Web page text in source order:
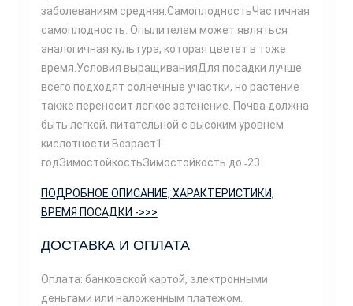
заболеваниям средняя.СамоплодностьЧастичная
самоплодность. Опылителем может являться
аналогичная культура, которая цветет в тоже
время.Условия выращиванияДля посадки лучше
всего подходят солнечные участки, но растение
также переносит легкое затенение. Почва должна
быть легкой, питательной с высоким уровнем
кислотности.Возраст1
годЗимостойкостьЗимостойкость до ˗23
ПОДРОБНОЕ ОПИСАНИЕ, ХАРАКТЕРИСТИКИ,
ВРЕМЯ ПОСАДКИ ->>>
ДОСТАВКА И ОПЛАТА
Оплата: банковской картой, электронными
деньгами или наложенным платежом.